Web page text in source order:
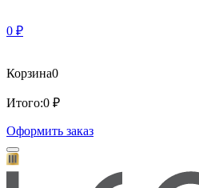
0 ₽
Корзина0
Итого:0 ₽
Оформить заказ